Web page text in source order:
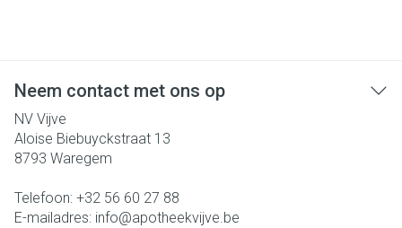
Neem contact met ons op
NV Vijve
Aloise Biebuyckstraat 13
8793 Waregem
Telefoon: +32 56 60 27 88
E-mailadres: info@apotheekvijve.be